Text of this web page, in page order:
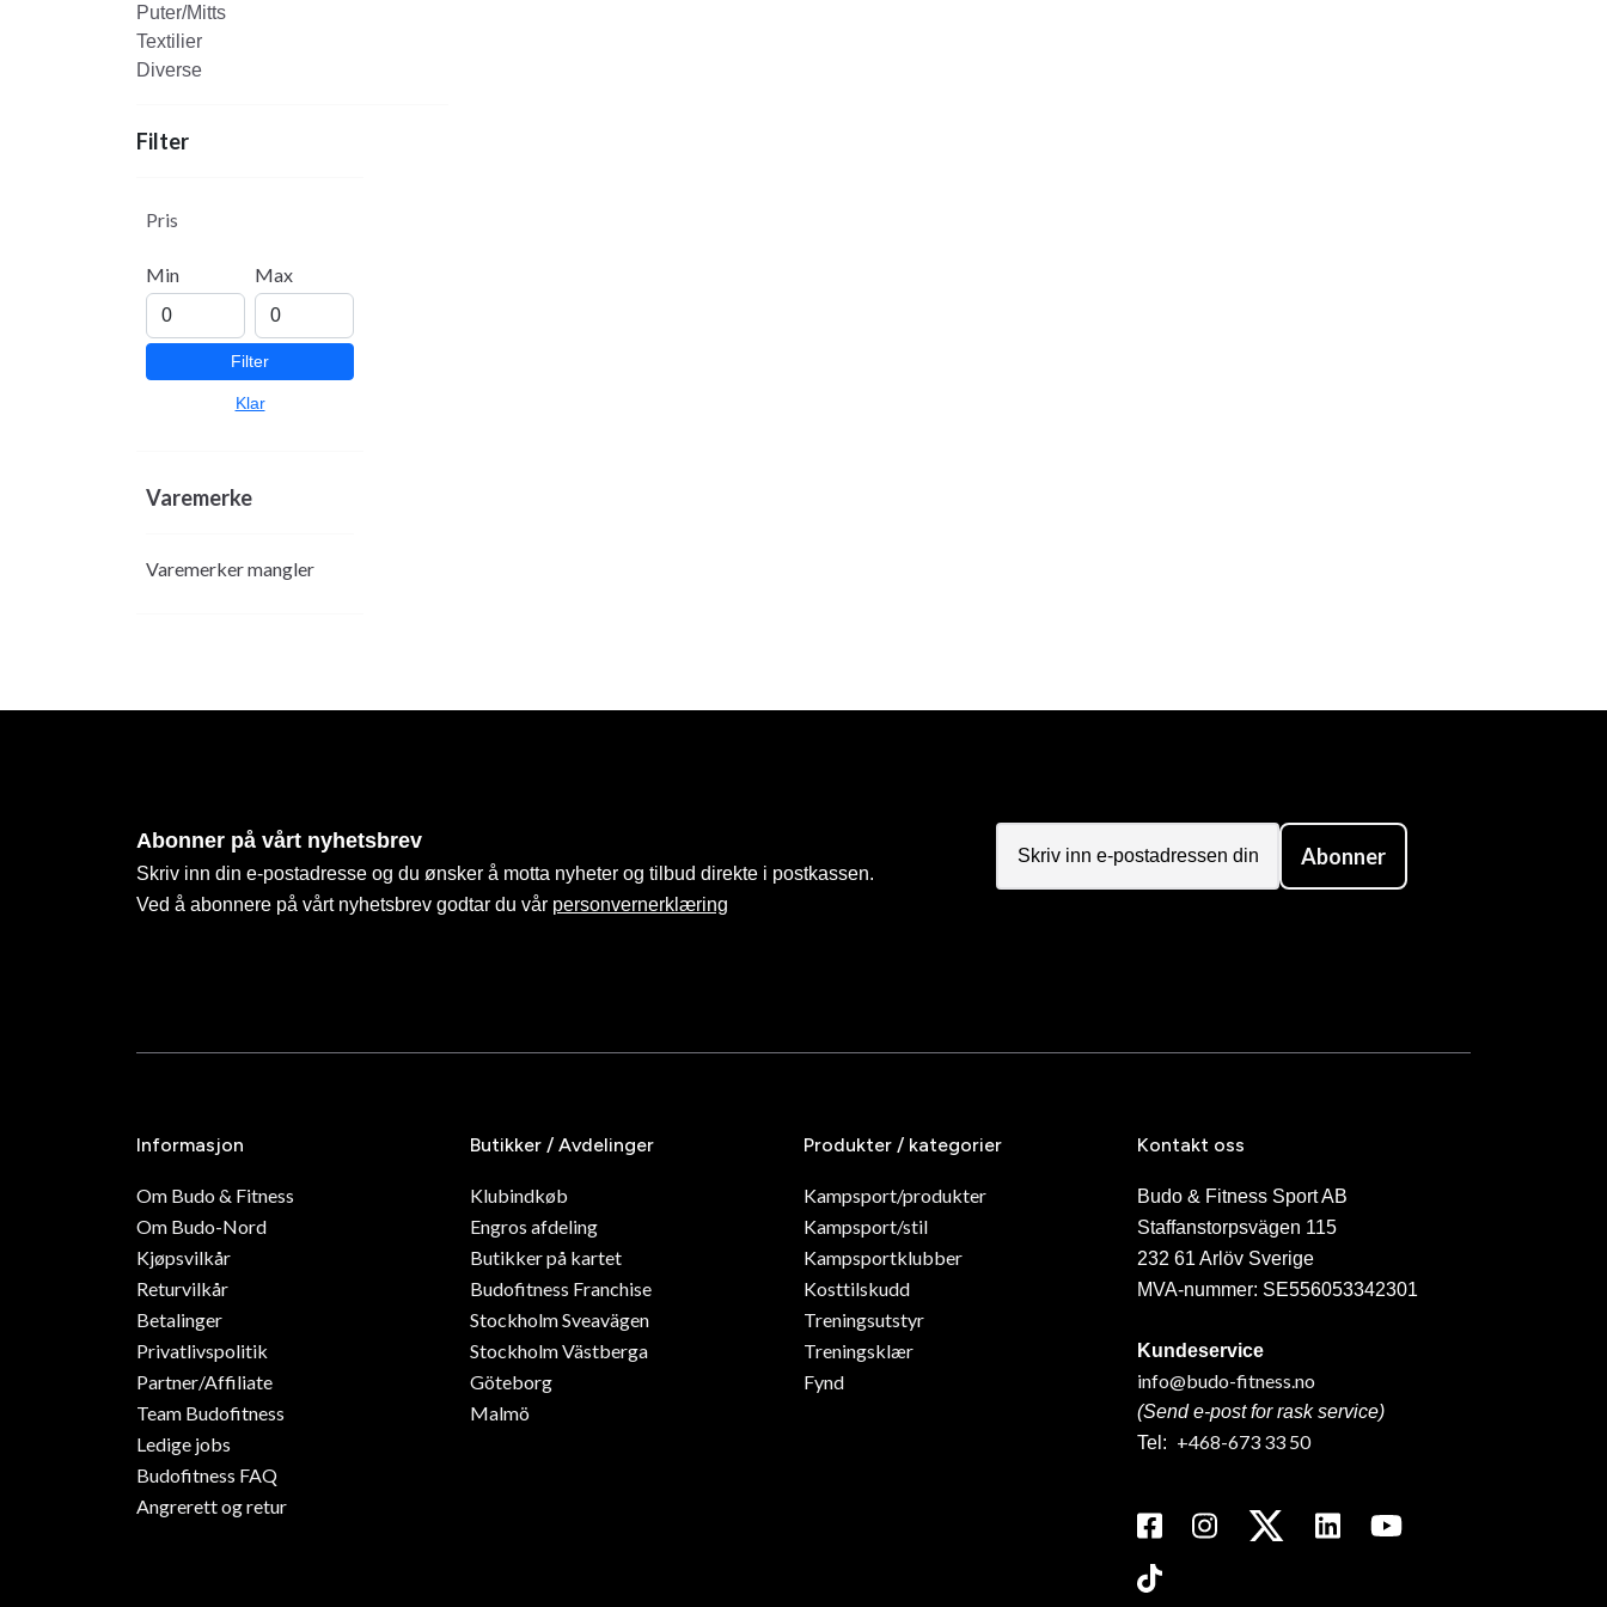
Puter/Mitts
Textilier
Diverse
Filter
Pris
Min Max
Filter
Klar
Varemerke
Varemerker mangler
Abonner på vårt nyhetsbrev
Skriv inn din e-postadresse og du ønsker å motta nyheter og tilbud direkte i postkassen.
Ved å abonnere på vårt nyhetsbrev godtar du vår personvernerklæring
Abonner
Informasjon
Om Budo & Fitness
Om Budo-Nord
Kjøpsvilkår
Returvilkår
Betalinger
Privatlivspolitik
Partner/Affiliate
Team Budofitness
Ledige jobs
Budofitness FAQ
Angrerett og retur
Butikker / Avdelinger
Klubindkøb
Engros afdeling
Butikker på kartet
Budofitness Franchise
Stockholm Sveavägen
Stockholm Västberga
Göteborg
Malmö
Produkter / kategorier
Kampsport/produkter
Kampsport/stil
Kampsportklubber
Kosttilskudd
Treningsutstyr
Treningsklær
Fynd
Kontakt oss
Budo & Fitness Sport AB
Staffanstorpsvägen 115
232 61 Arlöv Sverige
MVA-nummer: SE556053342301
Kundeservice
info@budo-fitness.no
(Send e-post for rask service)
Tel: +468-673 33 50